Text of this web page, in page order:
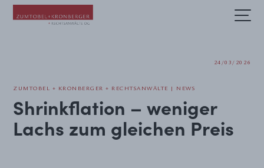
24/03/2026
ZUMTOBEL + KRONBERGER + RECHTSANWÄLTE | NEWS
Shrinkflation – weniger
Lachs zum gleichen Preis